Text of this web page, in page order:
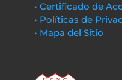
• Certificado de
• Políticas de
• Mapa del Sitio